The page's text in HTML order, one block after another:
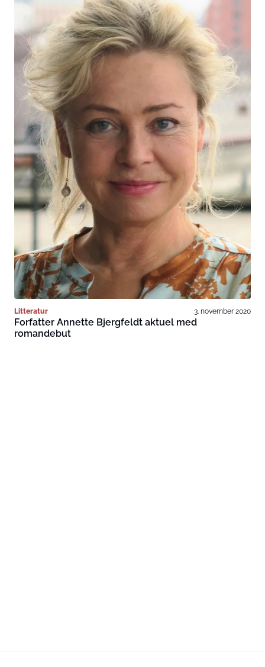
Litteratur 3. november 2020
Forfatter Annette Bjergfeldt aktuel med
romandebut